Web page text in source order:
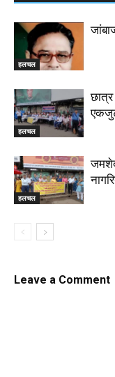
हलचल
हलचल
हलचल
Leave a Comment